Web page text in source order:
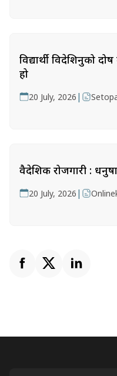
विद्यार्थी विदेशिनुको
हो
20 July, 2026 |
वैदेशिक रोजगारी :
20 July, 2026 |